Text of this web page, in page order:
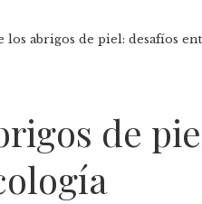
los abrigos de piel: desafíos
de